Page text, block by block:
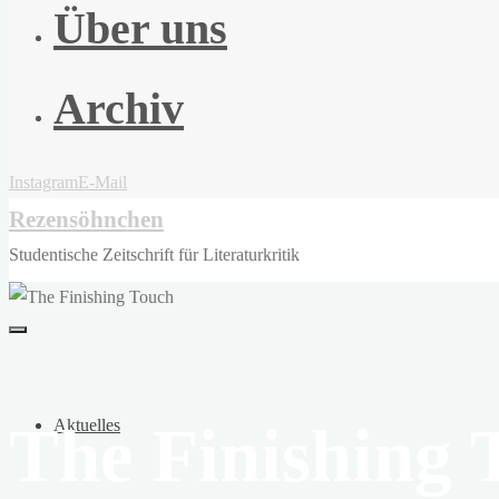
Über uns
Archiv
InstagramE-Mail
Rezensöhnchen
Studentische Zeitschrift für Literaturkritik
Aktuelles
The Finishing